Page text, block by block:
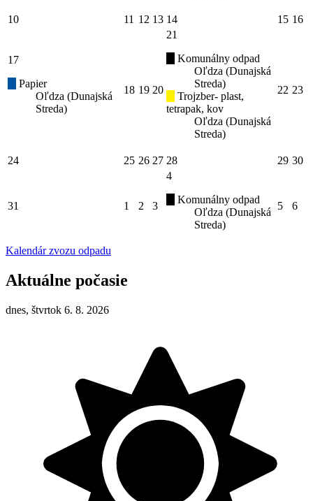
10 11 12 13 14 15 16
17
Papier
Oľdza (Dunajská
Streda)
18 19 20
21
Komunálny odpad
Oľdza (Dunajská
Streda)
Trojzber- plast,
tetrapak, kov
Oľdza (Dunajská
Streda)
22 23
24 25 26 27 28 29 30
31 1 2 3
4
Komunálny odpad
Oľdza (Dunajská
Streda)
5 6
Kalendár zvozu odpadu
Aktuálne počasie
dnes, štvrtok 6. 8. 2026